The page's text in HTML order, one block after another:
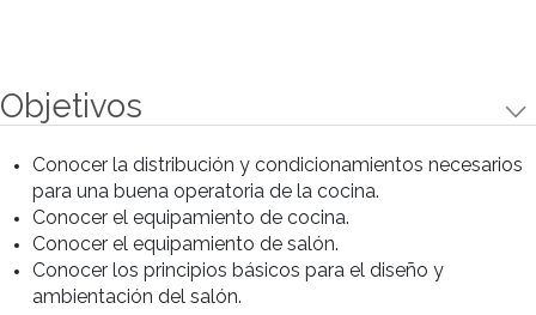
Contenido
Contenido